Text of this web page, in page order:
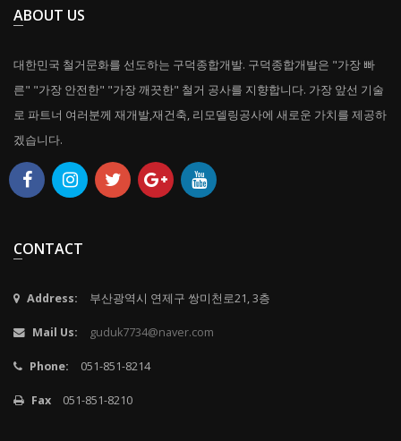
ABOUT US
대한민국 철거문화를 선도하는 구덕종합개발. 구덕종합개발은 "가장 빠
른" "가장 안전한" "가장 깨끗한" 철거 공사를 지향합니다. 가장 앞선 기술
로 파트너 여러분께 재개발,재건축, 리모델링공사에 새로운 가치를 제공하
겠습니다.
CONTACT
Address: 부산광역시 연제구 쌍미천로21, 3층
Mail Us: guduk7734@naver.com
Phone: 051-851-8214
Fax 051-851-8210